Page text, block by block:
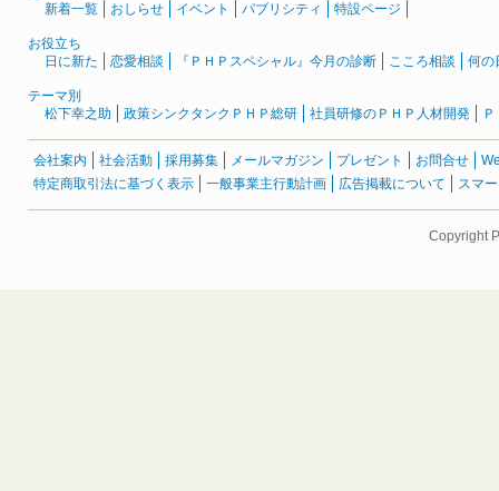
新着一覧
おしらせ イベント パブリシティ 特設ページ
お役立ち
日に新た
恋愛相談 『ＰＨＰスペシャル』今月の診断 こころ相談 何の
テーマ別
松下幸之助
政策シンクタンクＰＨＰ総研 社員研修のＰＨＰ人材開発
会社案内 社会活動 採用募集 メールマガジン プレゼント お問合せ
特定商取引法に基づく表示
一般事業主行動計画 広告掲載について スマ
Copyright